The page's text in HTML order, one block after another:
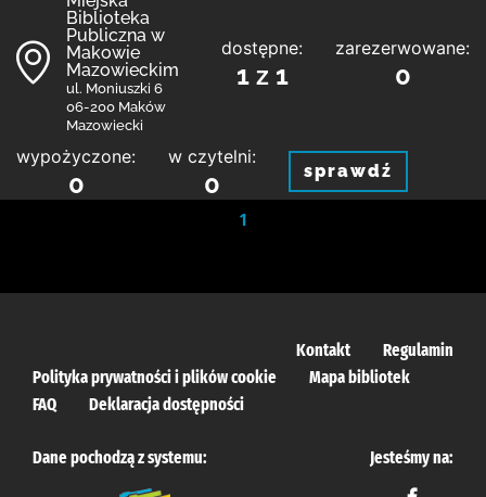
Biblioteka
Publiczna w
Makowie
Mazowieckim
ul. Moniuszki 6
06-200 Maków
Mazowiecki
dostępne:
1 z 1
zarezerwowane:
0
wypożyczone:
0
w czytelni:
0 sprawdź
1
Kontakt
Regulamin
Polityka prywatności i plików cookie
Mapa bibliotek
FAQ
Deklaracja dostępności
Dane pochodzą z systemu: Jesteśmy na: